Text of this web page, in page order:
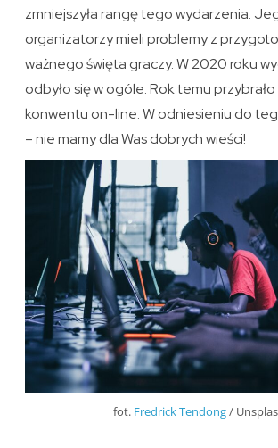
zmniejszyła rangę tego wydarzenia.
organizatorzy mieli problemy z
ważnego święta graczy. W 2020 roku
odbyło się w ogóle. Rok temu
konwentu on-line. W odniesieniu do
– nie mamy dla Was dobrych wieści!
fot. Fredrick Tendong/